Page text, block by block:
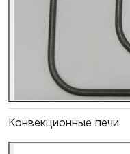
Конвекционные печи